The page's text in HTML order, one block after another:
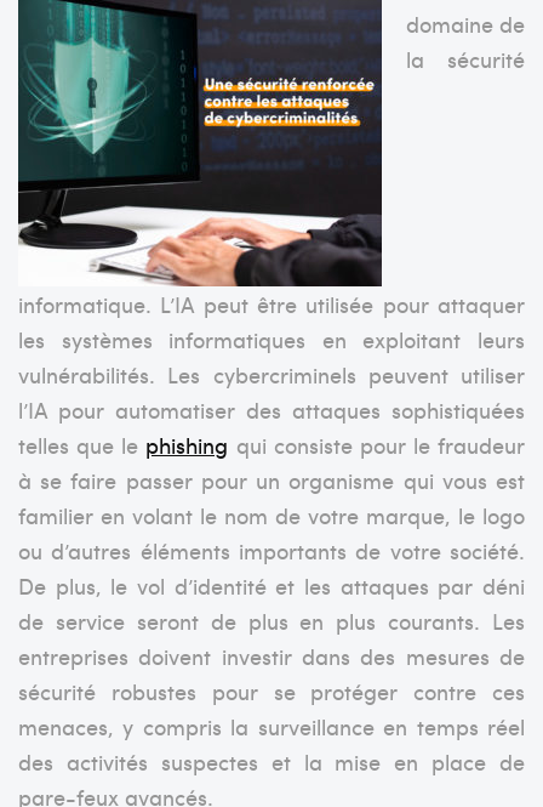
domaine de
la sécurité
informatique. L’IA peut être utilisée pour attaquer
les systèmes informatiques en exploitant leurs
vulnérabilités. Les cybercriminels peuvent utiliser
l’IA pour automatiser des attaques sophistiquées
telles que le phishing qui consiste pour le fraudeur
à se faire passer pour un organisme qui vous est
familier en volant le nom de votre marque, le logo
ou d’autres éléments importants de votre société.
De plus, le vol d’identité et les attaques par déni
de service seront de plus en plus courants. Les
entreprises doivent investir dans des mesures de
sécurité robustes pour se protéger contre ces
menaces, y compris la surveillance en temps réel
des activités suspectes et la mise en place de
pare-feux avancés.